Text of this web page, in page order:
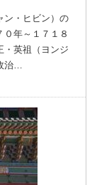
ン・ヒビン）の
年～１７１８
・英祖（ヨンジ
治…